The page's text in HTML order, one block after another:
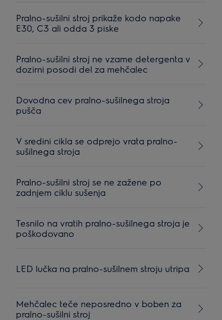
Pralno-sušilni stroj prikaže kodo napake
E30, C3 ali odda 3 piske
Pralno-sušilni stroj ne vzame detergenta v
dozirni posodi del za mehčalec
Dovodna cev pralno-sušilnega stroja
pušča
V sredini cikla se odprejo vrata pralno-
sušilnega stroja
Pralno-sušilni stroj se ne zažene po
zadnjem ciklu sušenja
Tesnilo na vratih pralno-sušilnega stroja je
poškodovano
LED lučka na pralno-sušilnem stroju utripa
Mehčalec teče neposredno v boben za
pralno-sušilni stroj